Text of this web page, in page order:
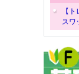
【
スワ